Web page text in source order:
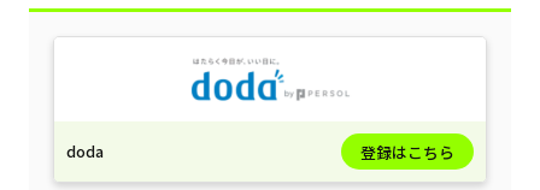
doda 登録はこちら